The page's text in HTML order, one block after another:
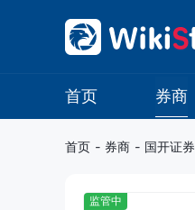
首页 券商
首页 - 券商 - 国开证券
监管中
0
2
0
1
2
3